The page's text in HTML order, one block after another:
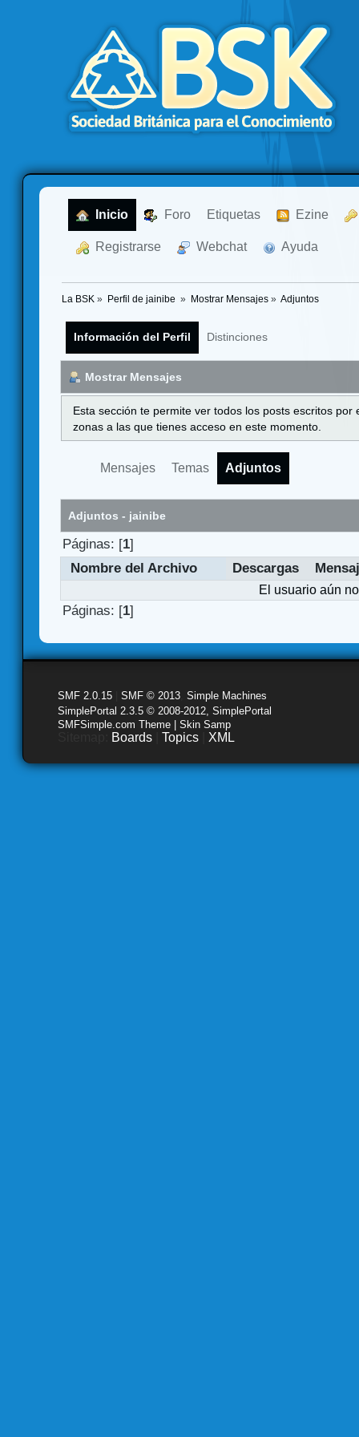
Inicio Foro Etiquetas Ezine
Registrarse Webchat Ayuda
La BSK » Perfil de jainibe » Mostrar Mensajes» Adjuntos
Información del Perfil Distinciones
Mostrar Mensajes
Esta sección te permite ver todos los posts escritos
zonas a las que tienes acceso en este momento.
Mensajes Temas Adjuntos
Adjuntos - jainibe
Páginas: [1]
Nombre del Archivo
Descargas
El usuario aún
Páginas: [1]
SMF 2.0.15 SMF © 2013 Simple Machines
SimplePortal 2.3.5 © 2008-2012, SimplePortal
SMFSimple.com Theme | Skin Samp
Boards Topics XML